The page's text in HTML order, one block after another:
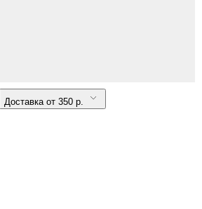
Доставка от 350 р.